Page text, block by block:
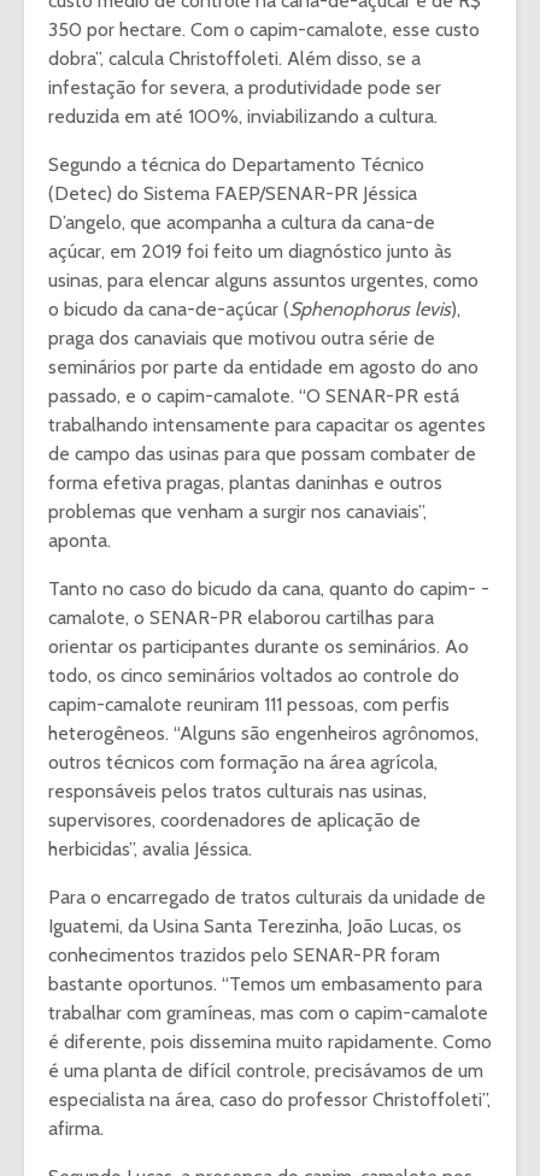
350 por hectare. Com o capim-camalote, esse custo
dobra”, calcula Christoffoleti. Além disso, se a
infestação for severa, a produtividade pode ser
reduzida em até 100%, inviabilizando a cultura.
Segundo a técnica do Departamento Técnico
(Detec) do Sistema FAEP/SENAR-PR Jéssica
D’angelo, que acompanha a cultura da cana-de
açúcar, em 2019 foi feito um diagnóstico junto às
usinas, para elencar alguns assuntos urgentes, como
o bicudo da cana-de-açúcar (Sphenophorus levis),
praga dos canaviais que motivou outra série de
seminários por parte da entidade em agosto do ano
passado, e o capim-camalote. “O SENAR-PR está
trabalhando intensamente para capacitar os agentes
de campo das usinas para que possam combater de
forma efetiva pragas, plantas daninhas e outros
problemas que venham a surgir nos canaviais”,
aponta.
Tanto no caso do bicudo da cana, quanto do capim- -
camalote, o SENAR-PR elaborou cartilhas para
orientar os participantes durante os seminários. Ao
todo, os cinco seminários voltados ao controle do
capim-camalote reuniram 111 pessoas, com perfis
heterogêneos. “Alguns são engenheiros agrônomos,
outros técnicos com formação na área agrícola,
responsáveis pelos tratos culturais nas usinas,
supervisores, coordenadores de aplicação de
herbicidas”, avalia Jéssica.
Para o encarregado de tratos culturais da unidade de
Iguatemi, da Usina Santa Terezinha, João Lucas, os
conhecimentos trazidos pelo SENAR-PR foram
bastante oportunos. “Temos um embasamento para
trabalhar com gramíneas, mas com o capim-camalote
é diferente, pois dissemina muito rapidamente. Como
é uma planta de difícil controle, precisávamos de um
especialista na área, caso do professor Christoffoleti”,
afirma.